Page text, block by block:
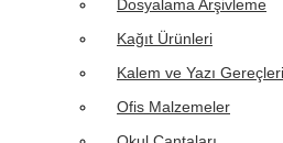
Dosyalama Arşivleme
Kağıt Ürünleri
Kalem ve Yazı Gereçleri
Ofis Malzemeler